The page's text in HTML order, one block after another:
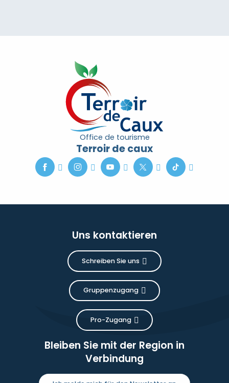
Office de tourisme
Terroir de caux
Uns kontaktieren
Schreiben Sie uns
Gruppenzugang
Pro-Zugang
Bleiben Sie mit der Region in
Verbindung